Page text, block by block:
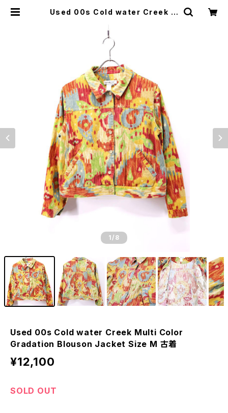
Used 00s Cold water Creek M
ge&culture store
1 /8
Used 00s Cold water Creek Multi Color
Gradation Blouson Jacket Size M 古着
¥12,100
SOLD OUT